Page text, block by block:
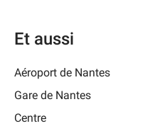
Et aussi
Aéroport de Nantes
Gare de Nantes
Centre